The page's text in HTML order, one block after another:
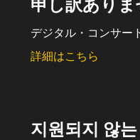
申し訳あり
デジタル・コンサー
詳細はこちら
지원되지 않